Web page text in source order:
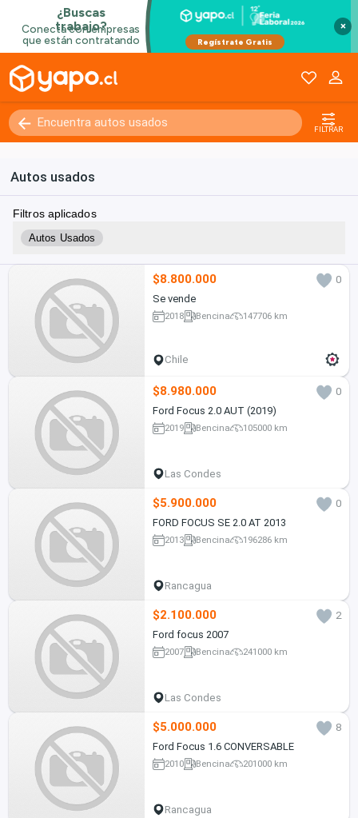
×
FILTRAR
Autos usados
Filtros aplicados
Autos Usados
$8.800.000
0
Se vende
2018 Bencina 147706 km
Chile
$8.980.000
0
Ford Focus 2.0 AUT (2019)
2019 Bencina 105000 km
Las Condes
$5.900.000
0
FORD FOCUS SE 2.0 AT 2013
2013 Bencina 196286 km
Rancagua
$2.100.000
2
Ford focus 2007
2007 Bencina 241000 km
Las Condes
$5.000.000
8
Ford Focus 1.6 CONVERSABLE
2010 Bencina 201000 km
Rancagua